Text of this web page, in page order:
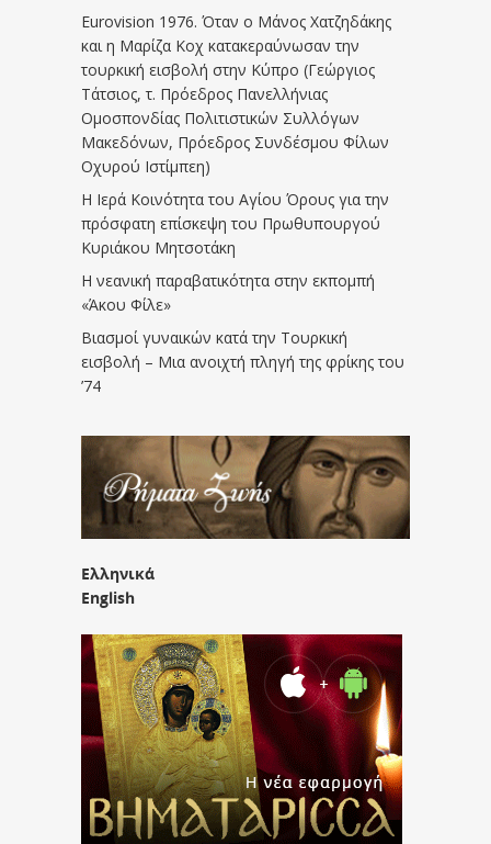
Eurovision 1976. Όταν ο Μάνος Χατζηδάκης
και η Μαρίζα Κοχ κατακεραύνωσαν την
τουρκική εισβολή στην Κύπρο (Γεώργιος
Τάτσιος, τ. Πρόεδρος Πανελλήνιας
Ομοσπονδίας Πολιτιστικών Συλλόγων
Μακεδόνων, Πρόεδρος Συνδέσμου Φίλων
Οχυρού Ιστίμπεη)
Η Ιερά Κοινότητα του Αγίου Όρους για την
πρόσφατη επίσκεψη του Πρωθυπουργού
Κυριάκου Μητσοτάκη
Η νεανική παραβατικότητα στην εκπομπή
«Άκου Φίλε»
Βιασμοί γυναικών κατά την Τουρκική
εισβολή – Μια ανοιχτή πληγή της φρίκης του
’74
Ελληνικά
English